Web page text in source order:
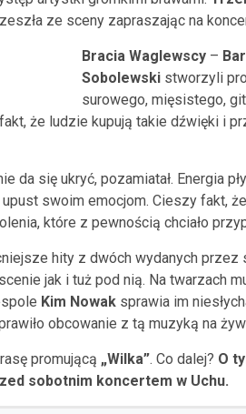
ze sceny zapraszając na
Bracia Waglewscy –
Sobolewski stworzyli
surowego, mięsistego,
że ludzie kupują takie dźwięki i
da się ukryć, pozamiatał. Energia
swoim emocjom. Cieszy fakt,
które z pewnością chciało
hity z dwóch wydanych
jak i tuż pod nią. Na twarzach
Kim Nowak sprawia im
obcowanie z tą muzyką na
promującą „Wilka”. Co dalej? O
sobotnim koncertem w Uchu.